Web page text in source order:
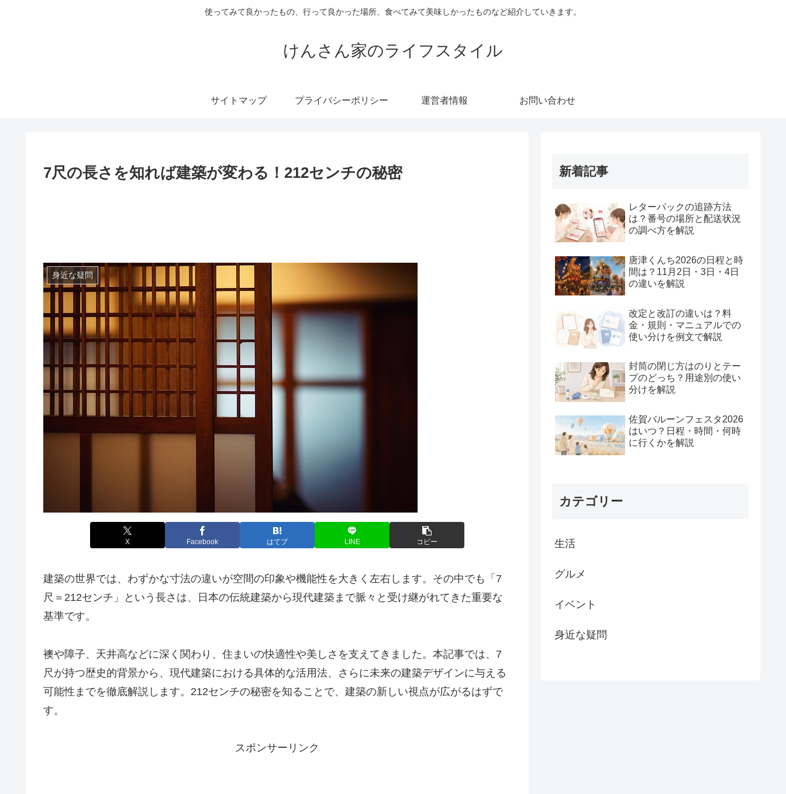
使ってみて良かったもの、行って良かった場所、食べてみて美味しかったものなど紹介していきます。
けんさん家のライフスタイル
サイトマップ プライバシーポリシー 運営者情報 お問い合わせ
7尺の長さを知れば建築が変わる！212センチの秘密
身近な疑問
X Facebook はてブ LINE コピー
建築の世界では、わずかな寸法の違いが空間の印象や機能性を大きく左右します。その中でも「7
尺＝212センチ」という長さは、日本の伝統建築から現代建築まで脈々と受け継がれてきた重要な
基準です。
襖や障子、天井高などに深く関わり、住まいの快適性や美しさを支えてきました。本記事では、7
尺が持つ歴史的背景から、現代建築における具体的な活用法、さらに未来の建築デザインに与える
可能性までを徹底解説します。212センチの秘密を知ることで、建築の新しい視点が広がるはずで
す。
スポンサーリンク
新着記事
レターパックの追跡方法
は？番号の場所と配送状況
の調べ方を解説
唐津くんち2026の日程と時
間は？11月2日・3日・4日
の違いを解説
改定と改訂の違いは？料
金・規則・マニュアルでの
使い分けを例文で解説
封筒の閉じ方はのりとテー
プのどっち？用途別の使い
分けを解説
佐賀バルーンフェスタ2026
はいつ？日程・時間・何時
に行くかを解説
カテゴリー
生活
グルメ
イベント
身近な疑問